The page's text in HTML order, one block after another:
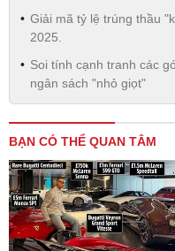
Giải mã tỷ lệ trúng thầu
2025.
Soi tính cạnh tranh các
ngân sách "nhỏ giọt"
BẠN CÓ THỂ QUAN TÂM